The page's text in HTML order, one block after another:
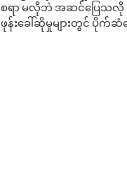
စရာ မလိုဘဲ အဆင်ပြေသလို
ဖုန်းခေါ်ဆိုမှုများတွင် ပိုက်